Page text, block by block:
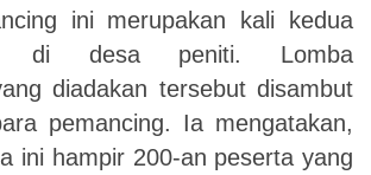
ini merupakan kali kedua
di desa peniti. Lomba
diadakan tersebut disambut
pemancing. Ia mengatakan,
ini hampir 200-an peserta yang